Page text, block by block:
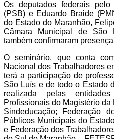
Os deputados federais
(PSB) e Eduardo Braide
do Estado do Maranhão,
Câmara Municipal de São
também confirmaram
O seminário, que conta
Nacional dos Trabalhadores
terá a participação de
São Luís e de todo o Estado
realizada pelas
Profissionais do Magistério
Sindeducação; Federação
Públicos Municipais do
e Federação dos